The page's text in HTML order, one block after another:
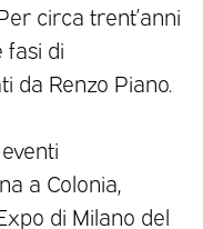
circa trent’anni
fasi di
da Renzo Piano.
a Colonia,
di Milano del